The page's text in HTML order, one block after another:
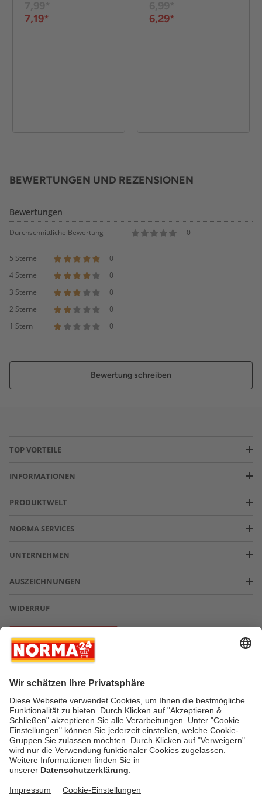
7,19*
6,29*
BEWERTUNGEN UND REZENSIONEN
Bewertungen
Durchschnittliche Bewertung 0
5 Sterne
0
4 Sterne
0
3 Sterne
0
2 Sterne
0
1 Stern
0
Bewertung schreiben
TOP VORTEILE
INFORMATIONEN
PRODUKTWELT
NORMA SERVICES
UNTERNEHMEN
AUSZEICHNUNGEN
WIDERRUF
Vertrag widerrufen
* Greifen Sie schnell zu! Alle angegebenen Preise in Euro und inklusive der
gesetzlichen Mehrwertsteuer. Irrtümer durch Schreib-, Programmier- und
AGB
Verantwortung / CSR Newsletter